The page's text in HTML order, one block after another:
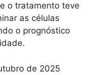
o tratamento teve
as células
o prognóstico
de 2025